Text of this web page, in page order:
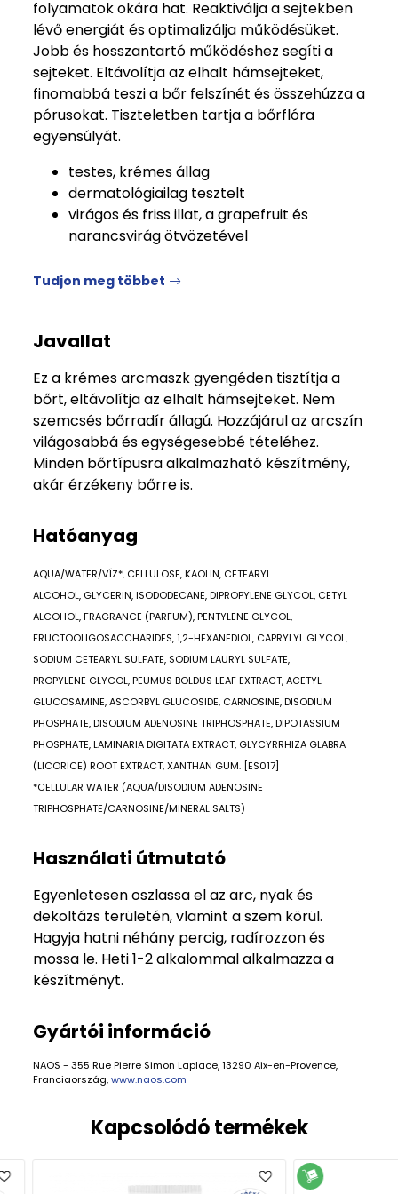
folyamatok okára hat. Reaktiválja a sejtekben
lévő energiát és optimalizálja működésüket.
Jobb és hosszantartó működéshez segíti a
sejteket. Eltávolítja az elhalt hámsejteket,
finomabbá teszi a bőr felszínét és összehúzza a
pórusokat. Tiszteletben tartja a bőrflóra
egyensúlyát.
testes, krémes állag
dermatológiailag tesztelt
virágos és friss illat, a grapefruit és
narancsvirág ötvözetével
Tudjon meg többet
Javallat
Ez a krémes arcmaszk gyengéden tisztítja a
bőrt, eltávolítja az elhalt hámsejteket. Nem
szemcsés bőrradír állagú. Hozzájárul az arcszín
világosabbá és egységesebbé tételéhez.
Minden bőrtípusra alkalmazható készítmény,
akár érzékeny bőrre is.
Hatóanyag
AQUA/WATER/VÍZ*, CELLULOSE, KAOLIN, CETEARYL
ALCOHOL, GLYCERIN, ISODODECANE, DIPROPYLENE GLYCOL, CETYL
ALCOHOL, FRAGRANCE (PARFUM), PENTYLENE GLYCOL,
FRUCTOOLIGOSACCHARIDES, 1,2-HEXANEDIOL, CAPRYLYL GLYCOL,
SODIUM CETEARYL SULFATE, SODIUM LAURYL SULFATE,
PROPYLENE GLYCOL, PEUMUS BOLDUS LEAF EXTRACT, ACETYL
GLUCOSAMINE, ASCORBYL GLUCOSIDE, CARNOSINE, DISODIUM
PHOSPHATE, DISODIUM ADENOSINE TRIPHOSPHATE, DIPOTASSIUM
PHOSPHATE, LAMINARIA DIGITATA EXTRACT, GLYCYRRHIZA GLABRA
(LICORICE) ROOT EXTRACT, XANTHAN GUM. [ES017]
*CELLULAR WATER (AQUA/DISODIUM ADENOSINE
TRIPHOSPHATE/CARNOSINE/MINERAL SALTS)
Használati útmutató
Egyenletesen oszlassa el az arc, nyak és
dekoltázs területén, vlamint a szem körül.
Hagyja hatni néhány percig, radírozzon és
mossa le. Heti 1-2 alkalommal alkalmazza a
készítményt.
Gyártói információ
NAOS - 355 Rue Pierre Simon Laplace, 13290 Aix-en-Provence,
Franciaország,www.naos.com
Kapcsolódó termékek